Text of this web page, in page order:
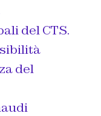
del CTS.
del